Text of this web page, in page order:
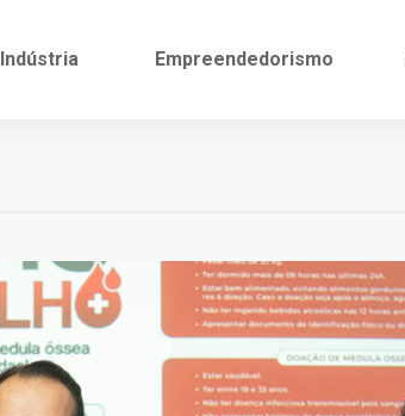
Indústria Empreendedorismo